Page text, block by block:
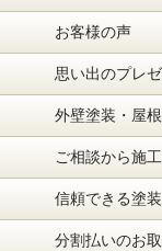
お客様の声
思い出のプレ
外壁塗装・屋
ご相談から施
信頼できる塗
分割払いのお